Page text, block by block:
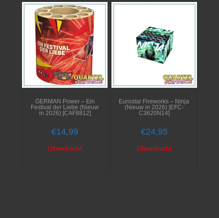
GERMAN Power – Ein
Festival der Liebe (Nieuw
in 2026) [CAF8812]
€14,99
Uitverkocht
Eurostar Fireworks – Ninja
(Nieuw in 2026) [EFC-
C3620N14]
€24,95
Uitverkocht